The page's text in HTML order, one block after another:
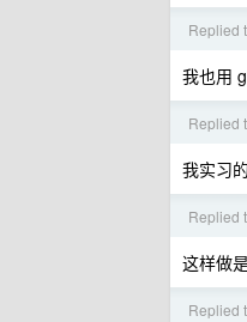
Replied
我也用
Replied
我实习
Replied
这样做
Replied